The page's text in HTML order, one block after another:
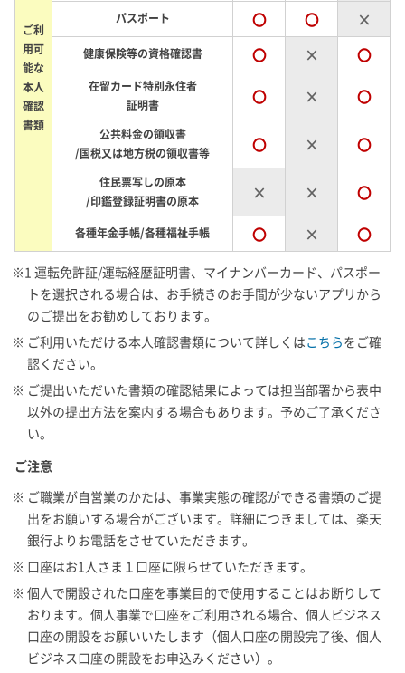
ご利
用可
能な
本人
確認
書類
パスポート 〇 〇 ×
健康保険等の資格確認書 〇 × 〇
在留カード特別永住者
証明書
〇 × 〇
公共料金の領収書
/国税又は地方税の領収書等
〇 × 〇
住民票写しの原本
/印鑑登録証明書の原本
× × 〇
各種年金手帳/各種福祉手帳 〇 × 〇
※1 運転免許証/運転経歴証明書、マイナンバーカード、パスポー
トを選択される場合は、お手続きのお手間が少ないアプリから
のご提出をお勧めしております。
※ ご利用いただける本人確認書類について詳しくはこちらをご確
認ください。
※ ご提出いただいた書類の確認結果によっては担当部署から表中
以外の提出方法を案内する場合もあります。予めご了承くださ
い。
ご注意
※ ご職業が自営業のかたは、事業実態の確認ができる書類のご提
出をお願いする場合がございます。詳細につきましては、楽天
銀行よりお電話をさせていただきます。
※ 口座はお1人さま１口座に限らせていただきます。
※ 個人で開設された口座を事業目的で使用することはお断りして
おります。個人事業で口座をご利用される場合、個人ビジネス
口座の開設をお願いいたします（個人口座の開設完了後、個人
ビジネス口座の開設をお申込みください）。